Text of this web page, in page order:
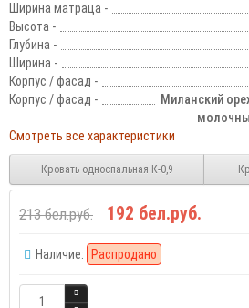
Ширина матраца -
Высота -
Глубина -
Ширина -
Корпус / фасад -
Корпус / фасад -
Миланский
Смотреть все характеристики
Кровать односпальная К-0,9
213 бел.руб. 192 бел.руб.
Наличие: Распродано